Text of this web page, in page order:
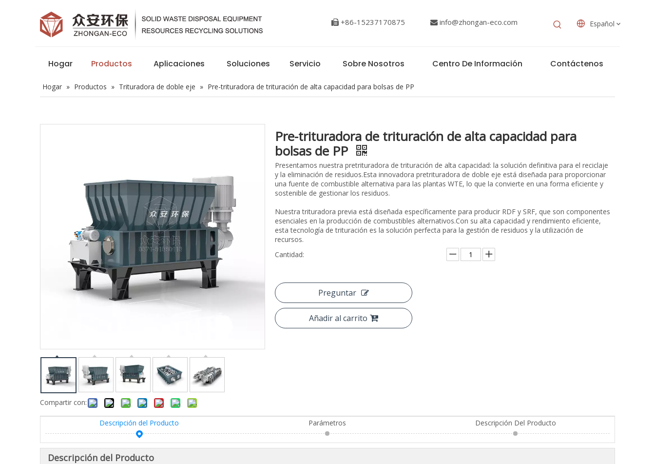
 +86-15237170875  info@zhongan-eco.com Español
Hogar Productos Aplicaciones Soluciones Servicio Sobre Nosotros Centro De Información Contáctenos
Hogar » Productos » Trituradora de doble eje » Pre-trituradora de trituración de alta capacidad para bolsas de PP
Compartir con:
Pre-trituradora de trituración de alta capacidad para
bolsas de PP
Presentamos nuestra pretrituradora de trituración de alta capacidad: la solución definitiva para el reciclaje
y la eliminación de residuos.Esta innovadora pretrituradora de doble eje está diseñada para proporcionar
una fuente de combustible alternativa para las plantas WTE, lo que la convierte en una forma eficiente y
sostenible de gestionar los residuos.
Nuestra trituradora previa está diseñada específicamente para producir RDF y SRF, que son componentes
esenciales en la producción de combustibles alternativos.Con su alta capacidad y rendimiento eficiente,
esta tecnología de trituración es la solución perfecta para la gestión de residuos y la utilización de
recursos.
Cantidad:
Preguntar
Añadir al carrito
Descripción del Producto Parámetros Descripción Del Producto
Descripción del Producto